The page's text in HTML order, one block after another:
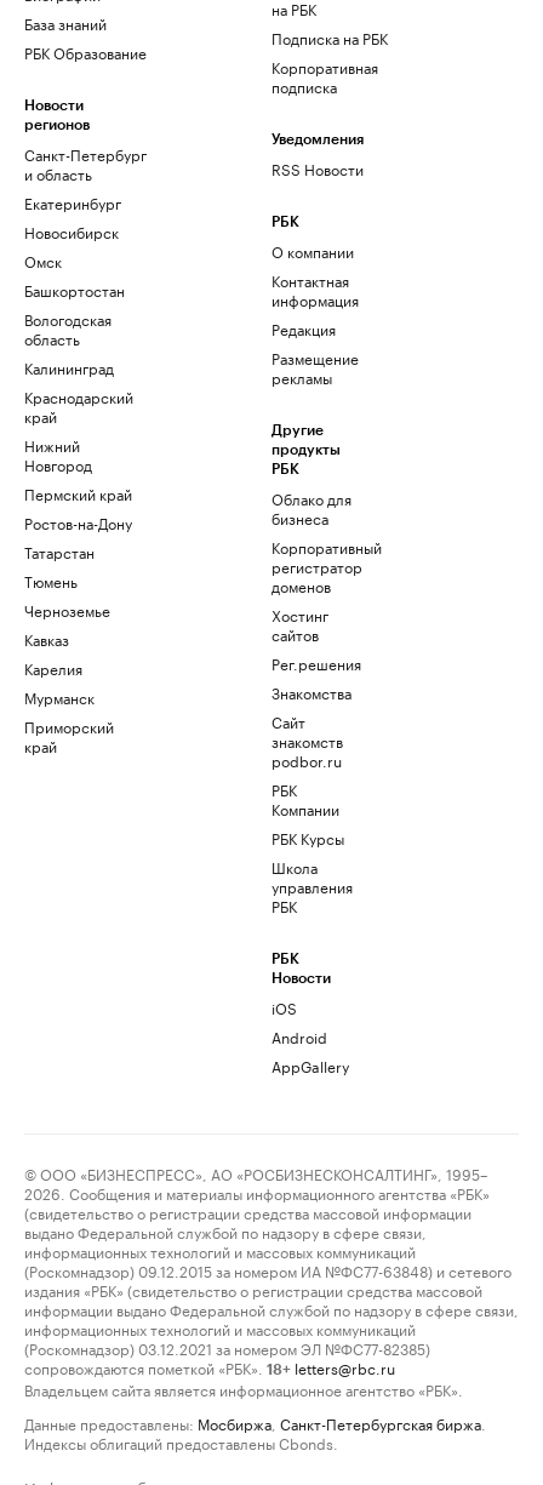
База знаний
РБК Образование
Новости
регионов
Санкт-Петербург
и область
Екатеринбург
Новосибирск
Омск
Башкортостан
Вологодская
область
Калининград
Краснодарский
край
Нижний
Новгород
Пермский край
Ростов-на-Дону
Татарстан
Тюмень
Черноземье
Кавказ
Карелия
Мурманск
Приморский
край
на РБК
Подписка на РБК
Корпоративная
подписка
Уведомления
RSS Новости
РБК
О компании
Контактная
информация
Редакция
Размещение
рекламы
Другие
продукты
РБК
Облако для
бизнеса
Корпоративный
регистратор
доменов
Хостинг
сайтов
Рег.решения
Знакомства
Сайт
знакомств
podbor.ru
РБК
Компании
РБК Курсы
Школа
управления
РБК
РБК
Новости
iOS
Android
AppGallery
© ООО «БИЗНЕСПРЕСС», АО «РОСБИЗНЕСКОНСАЛТИНГ», 1995–
2026. Сообщения и материалы информационного агентства «РБК»
(свидетельство о регистрации средства массовой информации
выдано Федеральной службой по надзору в сфере связи,
информационных технологий и массовых коммуникаций
(Роскомнадзор) 09.12.2015 за номером ИА №ФС77-63848) и сетевого
издания «РБК» (свидетельство о регистрации средства массовой
информации выдано Федеральной службой по надзору в сфере связи,
информационных технологий и массовых коммуникаций
(Роскомнадзор) 03.12.2021 за номером ЭЛ №ФС77-82385)
сопровождаются пометкой «РБК».
18+ letters@rbc.ru
Владельцем сайта является информационное агентство «РБК».
Данные предоставлены: Мосбиржа Санкт-Петербургская биржа
Индексы облигаций предоставлены Cbonds.